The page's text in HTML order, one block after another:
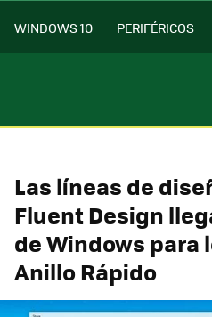
WINDOWS 10 PERIFÉRICOS
Las líneas de
Fluent Design
de Windows para
Anillo Rápido